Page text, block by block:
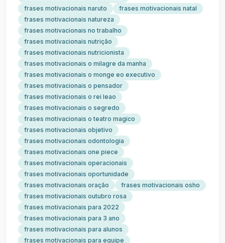
frases motivacionais naruto
frases motivacionais natal
frases motivacionais natureza
frases motivacionais no trabalho
frases motivacionais nutrição
frases motivacionais nutricionista
frases motivacionais o milagre da manha
frases motivacionais o monge eo executivo
frases motivacionais o pensador
frases motivacionais o rei leao
frases motivacionais o segredo
frases motivacionais o teatro magico
frases motivacionais objetivo
frases motivacionais odontologia
frases motivacionais one piece
frases motivacionais operacionais
frases motivacionais oportunidade
frases motivacionais oração
frases motivacionais osho
frases motivacionais outubro rosa
frases motivacionais para 2022
frases motivacionais para 3 ano
frases motivacionais para alunos
frases motivacionais para equipe